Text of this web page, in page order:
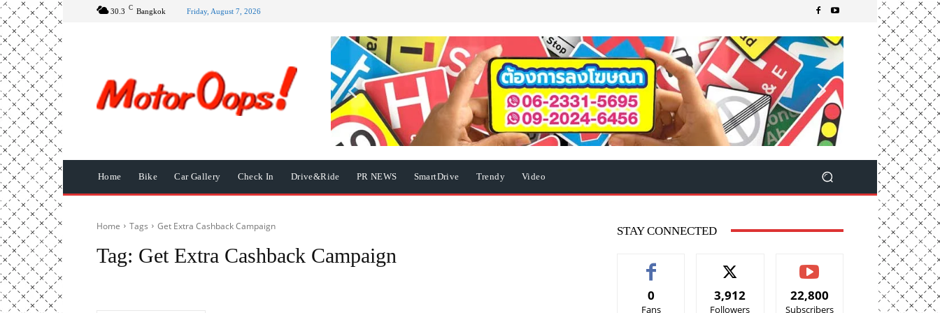
30.3 C Bangkok Friday, August 7, 2026
Home Bike Car Gallery Check In Drive&Ride PR NEWS SmartDrive Trendy Video
Home Tags Get Extra Cashback Campaign
Tag: Get Extra Cashback Campaign
STAY CONNECTED
0
Fans
3,912
Followers
22,800
Subscribers